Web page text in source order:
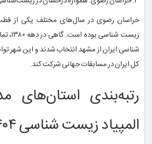
خراسان رضوی در سال‌های مختلف یکی از
زیست
شناسی ایران از مشهد انتخاب شدند و این شهر
کل ایران در مسابقات جهانی شرکت کند.
رتبه‌بندی استان‌های
المپیاد زیست شناسی ۱۴۰۴